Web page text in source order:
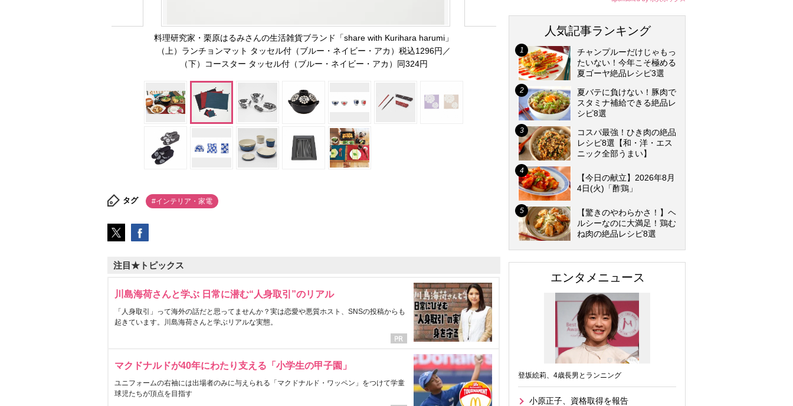
料理研究家・栗原はるみさんの生活雑貨ブランド「share with Kurihara harumi」
（上）ランチョンマット タッセル付（ブルー・ネイビー・アカ）税込1296円／
（下）コースター タッセル付（ブルー・ネイビー・アカ）同324円
タグ #インテリア・家電
注目★トピックス
川島海荷さんと学ぶ 日常に潜む“人身取引”のリアル
「人身取引」って海外の話だと思ってませんか？実は恋愛や悪質ホスト、SNSの投稿からも
起きています。川島海荷さんと学ぶリアルな実態。
マクドナルドが40年にわたり支える「小学生の甲子園」
ユニフォームの右袖には出場者のみに与えられる「マクドナルド・ワッペン」をつけて学童
球児たちが頂点を目指す
人気記事ランキング
チャンプルーだけじゃもっ
たいない！今年こそ極める
夏ゴーヤ絶品レシピ3選
夏バテに負けない！豚肉で
スタミナ補給できる絶品レ
シピ8選
コスパ最強！ひき肉の絶品
レシピ8選【和・洋・エス
ニック全部うまい】
【今日の献立】2026年8月
4日(火)「酢鶏」
【驚きのやわらかさ！】ヘ
ルシーなのに大満足！鶏む
ね肉の絶品レシピ8選
エンタメニュース
登坂絵莉、4歳長男とランニング
小原正子、資格取得を報告